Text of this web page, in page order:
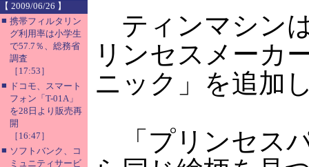
【 2009/06/26 】
■ 携帯フィルタリン
グ利用率は小学生
で57.7％、総務省
調査
［17:53］
■ ドコモ、スマート
フォン「T-01A」
を28日より販売再
開
［16:47］
■ ソフトバンク、コ
ミュニティサービ
ティンマシン
リンセスメーカ
ニック」を追加
「プリンセス